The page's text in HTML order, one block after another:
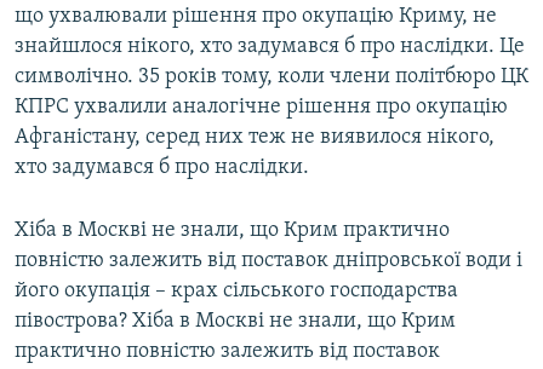
що ухвалювали рішення про окупацію Криму, не
знайшлося нікого, хто задумався б про наслідки. Це
символічно. 35 років тому, коли члени політбюро ЦК
КПРС ухвалили аналогічне рішення про окупацію
Афганістану, серед них теж не виявилося нікого,
хто задумався б про наслідки.
Хіба в Москві не знали, що Крим практично
повністю залежить від поставок дніпровської води і
його окупація – крах сільського господарства
півострова? Хіба в Москві не знали, що Крим
практично повністю залежить від поставок